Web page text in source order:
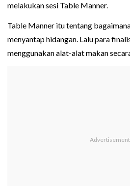
melakukan sesi Table Manner.
Table Manner itu tentang
menyantap hidangan. Lalu para
menggunakan alat-alat makan